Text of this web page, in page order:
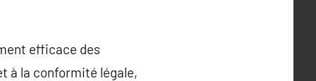
efficace des
à la conformité légale,